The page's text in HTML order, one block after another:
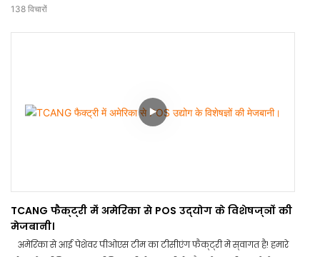
विश्व स्तर पर स्थायी साझेदारी का निर्माण करते हैं।
138 विचारों
TCANG फैक्ट्री में अमेरिका से POS उद्योग के विशेषज्ञों की
मेजबानी।
अमेरिका से आई पेशेवर पीओएस टीम का टीसीएंग फैक्ट्री में स्वागत है! हमारे